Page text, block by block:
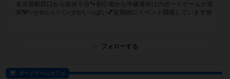
名古屋駅西口から徒歩５分🐾初心者から中級者向けのボードゲームが充
実🐼✨かわいいパンダがいっぱい💕定期的にイベント開催しています📅
フォローする
ボードゲームカフェ